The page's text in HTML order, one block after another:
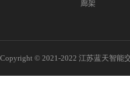
廊架
Copyright © 2021-2022 江苏蓝天智能